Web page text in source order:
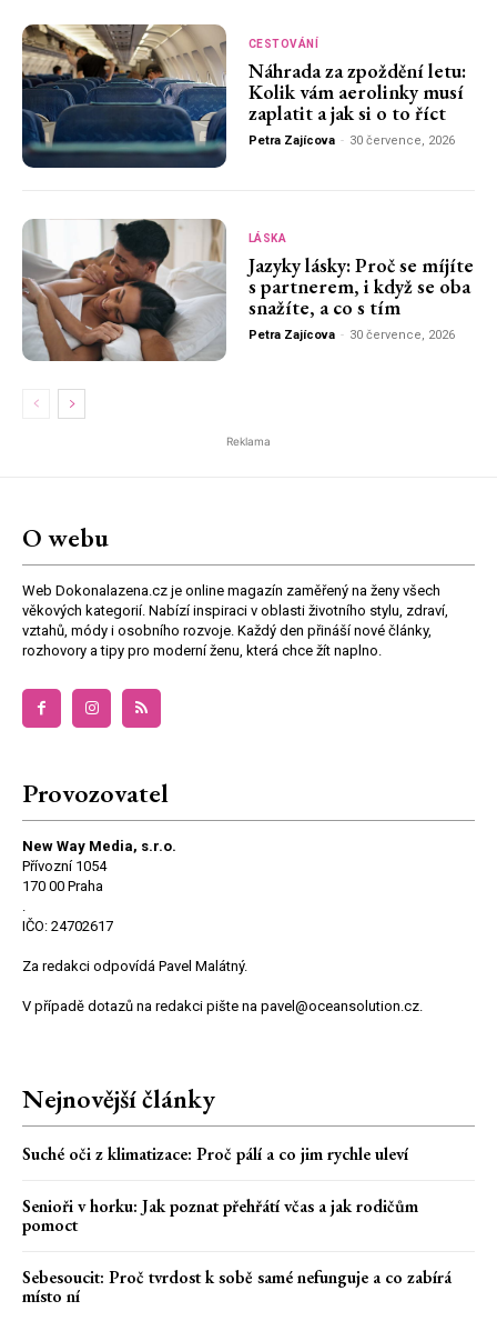
CESTOVÁNÍ
Náhrada za zpoždění letu:
Kolik vám aerolinky musí
zaplatit a jak si o to říct
Petra Zajícova - 30 července, 2026
LÁSKA
Jazyky lásky: Proč se míjíte
s partnerem, i když se oba
snažíte, a co s tím
Petra Zajícova - 30 července, 2026
Reklama
O webu
Web Dokonalazena.cz je online magazín zaměřený na ženy všech
věkových kategorií. Nabízí inspiraci v oblasti životního stylu, zdraví,
vztahů, módy i osobního rozvoje. Každý den přináší nové články,
rozhovory a tipy pro moderní ženu, která chce žít naplno.
Provozovatel
New Way Media, s.r.o.
Přívozní 1054
170 00 Praha
.
IČO: 24702617
Za redakci odpovídá Pavel Malátný.
V případě dotazů na redakci pište na pavel@oceansolution.cz.
Nejnovější články
Suché oči z klimatizace: Proč pálí a co jim rychle uleví
Senioři v horku: Jak poznat přehřátí včas a jak rodičům
pomoct
Sebesoucit: Proč tvrdost k sobě samé nefunguje a co zabírá
místo ní